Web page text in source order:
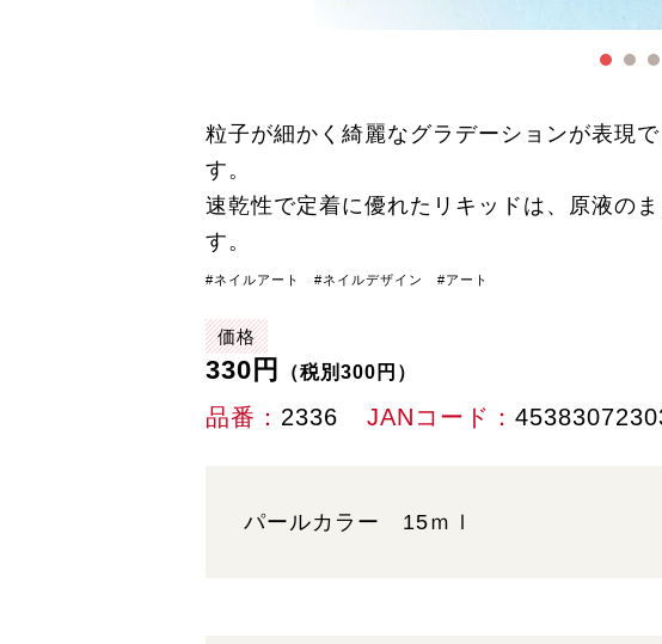
粒子が細かく綺麗なグラデーションが表現
す。
速乾性で定着に優れたリキッドは、原液の
す。
#ネイルアート #ネイルデザイン #アート
価格
330円 （税別300円）
品番 2336 JANコード
パールカラー 15ｍｌ